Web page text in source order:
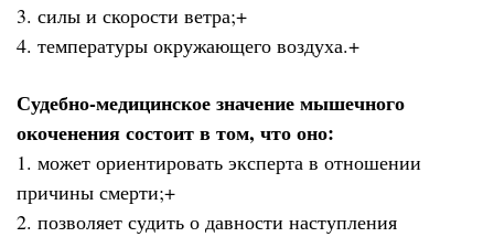
3. силы и скорости ветра;+
4. температуры окружающего воздуха.+
Судебно-медицинское значение мышечного
окоченения состоит в том, что оно:
1. может ориентировать эксперта в отношении
причины смерти;+
2. позволяет судить о давности наступления